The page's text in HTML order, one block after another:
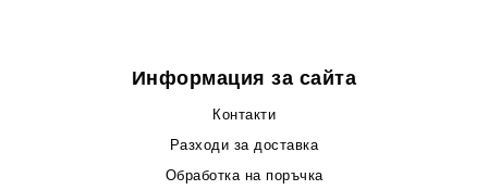
Информация за сайта
Контакти
Разходи за доставка
Обработка на поръчка